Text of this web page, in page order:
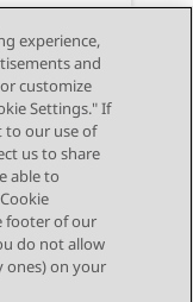
نقدم Avaya Cloud Office Desktop App
CONNECTED
experience,
and
customize
Settings." If
to our use of
us to share
able to
footer of our
do not allow
ones) on your